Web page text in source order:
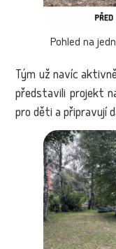
Pohled na
Tým už navíc
představili projekt
pro děti a připravují